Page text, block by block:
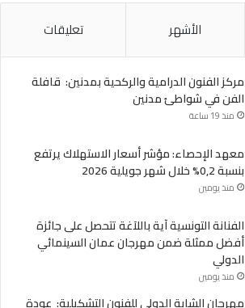
الأشهر تعليقات
مركز الفنون الدرامية والركحية بمدنين: قافلة
الفن في شواطئ مدنين
منذ 19 ساعة
معهد الإحصاء: مؤشر أسعار الاستهلاك يرتفع
بنسبة 0,2% خلال شهر جويلية 2026
منذ يومين
الفنانة التونسية آية باللآغة تتحصل على جائزة
أفضل ممثلة ضمن مهرجان عمان السينمائي
الدولي
منذ يومين
مهرجان الشابة الدولي للفنون التشكيلية: عودة